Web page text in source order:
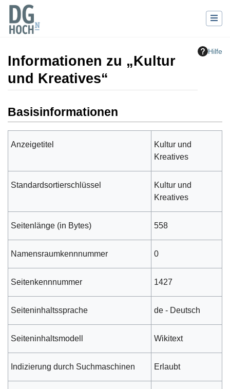
Hilfe
Informationen zu „Kultur
und Kreatives“
Basisinformationen
Anzeigetitel
Kultur und
Kreatives
Standardsortierschlüssel
Kultur und
Kreatives
Seitenlänge (in Bytes) 558
Namensraumkennnummer 0
Seitenkennnummer 1427
Seiteninhaltssprache de - Deutsch
Seiteninhaltsmodell Wikitext
Indizierung durch Suchmaschinen Erlaubt